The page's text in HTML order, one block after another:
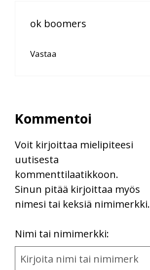
ok boomers
Vastaa
Kommentoi
Voit kirjoittaa mielipiteesi
uutisesta
kommenttilaatikkoon.
Sinun pitää kirjoittaa myös
nimesi tai keksiä nimimerkki.
Nimi tai nimimerkki:
Name
and